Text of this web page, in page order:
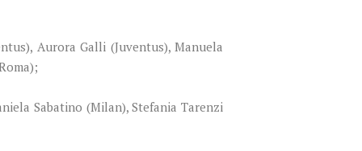
Aurora Galli (Juventus), Manuela
Sabatino (Milan), Stefania Tarenzi